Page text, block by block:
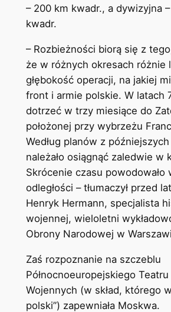
– 200 km kwadr., a dywizyjna
kwadr.
– Rozbieżności biorą się z
że w różnych okresach różnie
głębokość operacji, na jakiej
front i armie polskie. W latach
dotrzeć w trzy miesiące do
położonej przy wybrzeżu
Według planów z
należało osiągnąć zaledwie w
Skrócenie czasu powodowało
odległości – tłumaczył przed
Henryk Hermann, specjalista
wojennej, wieloletni
Obrony Narodowej w
Zaś rozpoznanie na szczeblu
Północnoeuropejskiego Teatru
Wojennych (w skład, którego
polski”) zapewniała Moskwa.